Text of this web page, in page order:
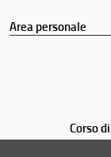
Area personale
Corso